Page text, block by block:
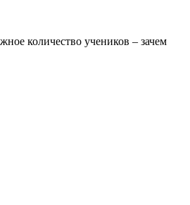
количество учеников – зачем